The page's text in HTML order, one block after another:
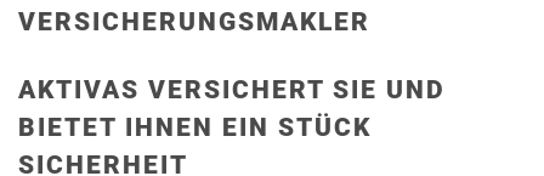
VERSICHERUNGSMAKLER
AKTIVAS VERSICHERT SIE UND
BIETET IHNEN EIN STÜCK
SICHERHEIT